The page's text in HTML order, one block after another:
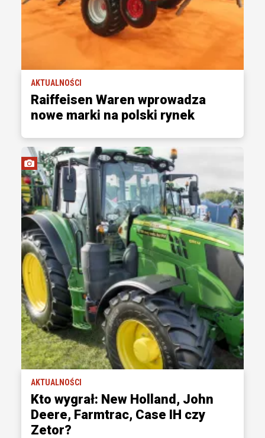
AKTUALNOŚCI
Raiffeisen Waren wprowadza
nowe marki na polski rynek
AKTUALNOŚCI
Kto wygrał: New Holland, John
Deere, Farmtrac, Case IH czy
Zetor?